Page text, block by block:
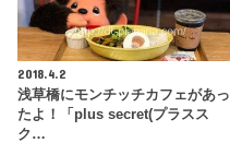
2018.4.2
浅草橋にモンチッチカフェがあっ
たよ！「plus secret(プラスス
ク…